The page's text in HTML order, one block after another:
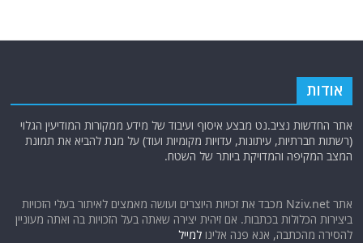
אודות
אתר החדשות נציב.נט מבצע איסוף ועיבוד של מידע ממקורות המודיעין הגלוי
(רשתות חברתיות, עיתונות, עדויות מקומיות ועוד) על מנת להביא את תמונת
המצב המקיפה והמדויקת ביותר של השטח.
אתר Nziv.net מכבד את זכויות היוצרים ועושה מאמצים לאיתור בעלי הזכויות
ביצירות הכלולות בכתבות. אם זיהית יצירה שאתה בעל הזכויות בה ואתה מעוניין
להסירה מהכתבה, אנא פנה אלינולמייל